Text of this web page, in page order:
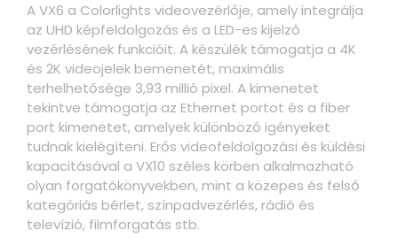
A VX6 a Colorlights videovezérlője, amely integrálja
az UHD képfeldolgozás és a LED-es kijelző
vezérlésének funkcióit. A készülék támogatja a 4K
és 2K videojelek bemenetét, maximális
terhelhetősége 3,93 millió pixel. A kimenetet
tekintve támogatja az Ethernet portot és a fiber
port kimenetet, amelyek különböző igényeket
tudnak kielégíteni. Erős videofeldolgozási és küldési
kapacitásával a VX10 széles körben alkalmazható
olyan forgatókönyvekben, mint a közepes és felső
kategóriás bérlet, színpadvezérlés, rádió és
televízió, filmforgatás stb.